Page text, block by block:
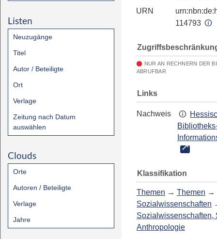
Listen
Neuzugänge
Titel
Autor / Beteiligte
Ort
Verlage
Zeitung nach Datum
auswählen
Clouds
Orte
Autoren / Beteiligte
Verlage
Jahre
URN
114793
NUR AN RECHNERN DER
ABRUFBAR
Links
Nachweis
Klassifikation
Themen → Themen →
Sozialwissenschaften
Sozialwissenschaften,
Anthropologie